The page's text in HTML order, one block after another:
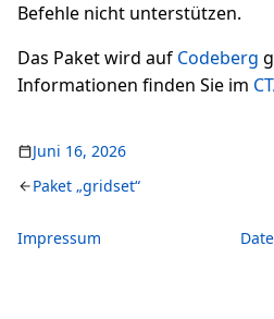
Befehle nicht unterstützen.
Das Paket wird auf Codeberg
Informationen finden Sie im
Juni 16, 2026
Paket „gridset“
Impressum